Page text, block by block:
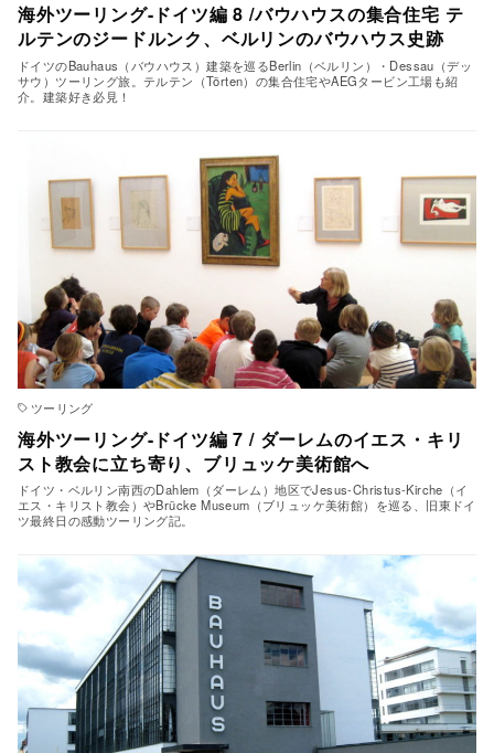
海外ツーリング-ドイツ編 8 /バウハウスの集合住宅 テ
ルテンのジードルンク、ベルリンのバウハウス史跡
ドイツのBauhaus（バウハウス）建築を巡るBerlin（ベルリン）・Dessau（デッ
サウ）ツーリング旅。テルテン（Törten）の集合住宅やAEGタービン工場も紹
介。建築好き必見！
ツーリング
海外ツーリング-ドイツ編 7 / ダーレムのイエス・キリ
スト教会に立ち寄り、ブリュッケ美術館へ
ドイツ・ベルリン南西のDahlem（ダーレム）地区でJesus-Christus-Kirche（イ
エス・キリスト教会）やBrücke Museum（ブリュッケ美術館）を巡る、旧東ドイ
ツ最終日の感動ツーリング記。